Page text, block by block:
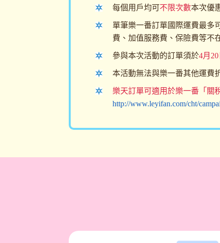
每個用戶均可不限次數本次優
單筆樂一番訂單國際運費最多
費、加值服務費、保險費等不
參與本次活動的訂單須於4月
本活動無法與樂一番其他運費
樂天訂單可適用於樂一番「關
http://www.leyifan.com/cht/